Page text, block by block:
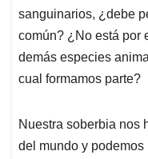
sanguinarios, ¿debe
común? ¿No está por
demás especies
cual formamos parte?
Nuestra soberbia nos
del mundo y